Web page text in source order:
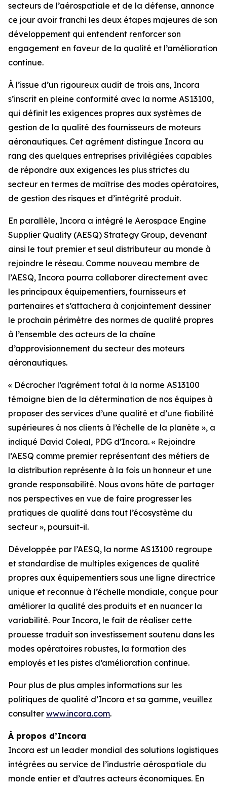
secteurs de l’aérospatiale et de la défense, annonce
ce jour avoir franchi les deux étapes majeures de son
développement qui entendent renforcer son
engagement en faveur de la qualité et l’amélioration
continue.
À l’issue d’un rigoureux audit de trois ans, Incora
s’inscrit en pleine conformité avec la norme AS13100,
qui définit les exigences propres aux systèmes de
gestion de la qualité des fournisseurs de moteurs
aéronautiques. Cet agrément distingue Incora au
rang des quelques entreprises privilégiées capables
de répondre aux exigences les plus strictes du
secteur en termes de maîtrise des modes opératoires,
de gestion des risques et d’intégrité produit.
En parallèle, Incora a intégré le Aerospace Engine
Supplier Quality (AESQ) Strategy Group, devenant
ainsi le tout premier et seul distributeur au monde à
rejoindre le réseau. Comme nouveau membre de
l’AESQ, Incora pourra collaborer directement avec
les principaux équipementiers, fournisseurs et
partenaires et s’attachera à conjointement dessiner
le prochain périmètre des normes de qualité propres
à l’ensemble des acteurs de la chaîne
d’approvisionnement du secteur des moteurs
aéronautiques.
« Décrocher l’agrément total à la norme AS13100
témoigne bien de la détermination de nos équipes à
proposer des services d’une qualité et d’une fiabilité
supérieures à nos clients à l’échelle de la planète », a
indiqué David Coleal, PDG d’Incora. « Rejoindre
l’AESQ comme premier représentant des métiers de
la distribution représente à la fois un honneur et une
grande responsabilité. Nous avons hâte de partager
nos perspectives en vue de faire progresser les
pratiques de qualité dans tout l’écosystème du
secteur », poursuit-il.
Développée par l’AESQ, la norme AS13100 regroupe
et standardise de multiples exigences de qualité
propres aux équipementiers sous une ligne directrice
unique et reconnue à l’échelle mondiale, conçue pour
améliorer la qualité des produits et en nuancer la
variabilité. Pour Incora, le fait de réaliser cette
prouesse traduit son investissement soutenu dans les
modes opératoires robustes, la formation des
employés et les pistes d’amélioration continue.
Pour plus de plus amples informations sur les
politiques de qualité d’Incora et sa gamme, veuillez
consulter www.incora.com.
À propos d’Incora
Incora est un leader mondial des solutions logistiques
intégrées au service de l’industrie aérospatiale du
monde entier et d’autres acteurs économiques. En